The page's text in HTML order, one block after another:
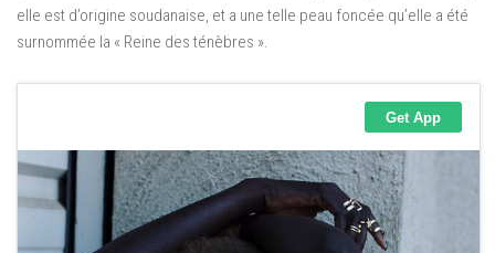
elle est d’origine soudanaise, et a une telle peau foncée qu’elle a été
surnommée la « Reine des ténèbres ».